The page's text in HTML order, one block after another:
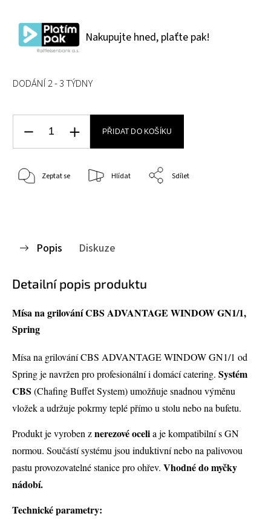
Nakupujte hned, plaťte pak!
DODÁNÍ 2 - 3 TÝDNY
PŘIDAT DO KOŠÍKU
Zeptat se Hlídat Sdílet
Popis Diskuze
Detailní popis produktu
Mísa na grilování CBS ADVANTAGE WINDOW GN1/1,
Spring
Mísa na grilování CBS ADVANTAGE WINDOW GN1/1 od
Spring je navržen pro profesionální i domácí catering. Systém
CBS (Chafing Buffet System) umožňuje snadnou výměnu
vložek a udržuje pokrmy teplé přímo u stolu nebo na bufetu.
Produkt je vyroben znerezové ocelia je kompatibilní s GN
normou. Součástí systému jsou induktivní nebo na palivovou
pastu provozovatelné stanice pro ohřev. Vhodné do myčky
nádobí.
Technické parametry: